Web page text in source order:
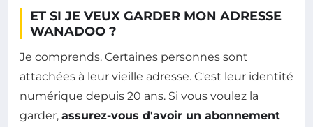
ET SI JE VEUX GARDER MON ADRESSE
WANADOO ?
Je comprends. Certaines personnes sont
attachées à leur vieille adresse. C'est leur identité
numérique depuis 20 ans. Si vous voulez la
garder, assurez-vous d'avoir un abonnement